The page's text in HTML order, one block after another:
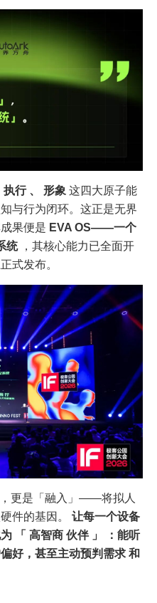
行 、 形象 这四大原子能
与行为闭环。这正是无界
果便是 EVA OS——一个
统 ，其核心能力已全面开
式发布。
更是「融入」——将拟人
件的基因。 让每一个设备
「 高智商 伙伴 」 ：能听
好，甚至主动预判需求 和